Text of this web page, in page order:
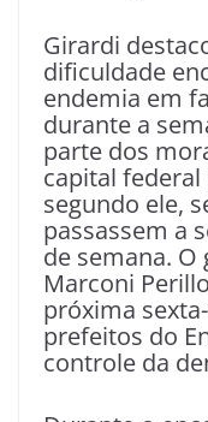
Girardi
dificuldade
endemia em
durante a
parte dos
capital federal
segundo ele,
passassem a
de semana. O
Marconi
próxima
prefeitos do
controle da